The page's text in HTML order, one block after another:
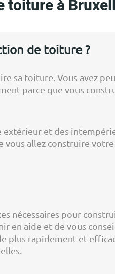
toiture à
de toiture ?
sa toiture. Vous avez
parce que vous
et des
allez construire
nécessaires pour
en aide et de vous
plus rapidement et